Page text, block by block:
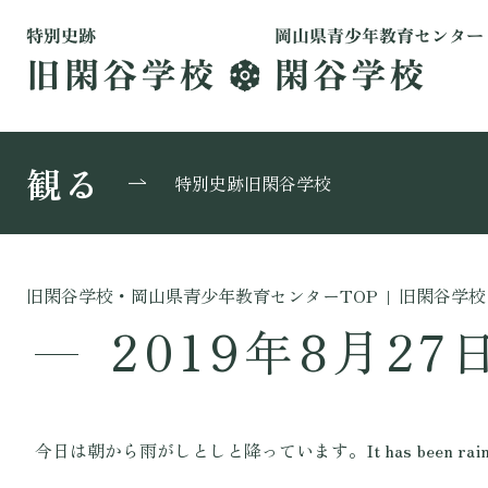
観る 特別史跡旧閑谷学校
旧閑谷学校・岡山県青少年教育センターTOP | 旧閑谷学
2019年8月27
今日は朝から雨がしとしと降っています。It has been